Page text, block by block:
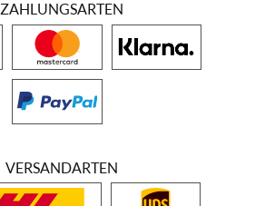
ZAHLUNGSARTEN
VERSANDARTEN